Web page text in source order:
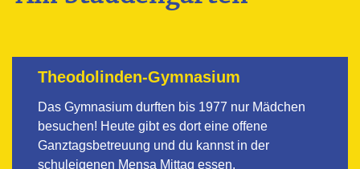
Theodolinden-Gymnasium
Das Gymnasium durften bis 1977 nur Mädchen
besuchen! Heute gibt es dort eine offene
Ganztagsbetreuung und du kannst in der
schuleigenen Mensa Mittag essen.